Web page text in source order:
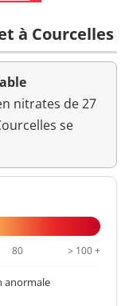
à Courcelles
nitrates de 27
se
80 > 100 +
anormale